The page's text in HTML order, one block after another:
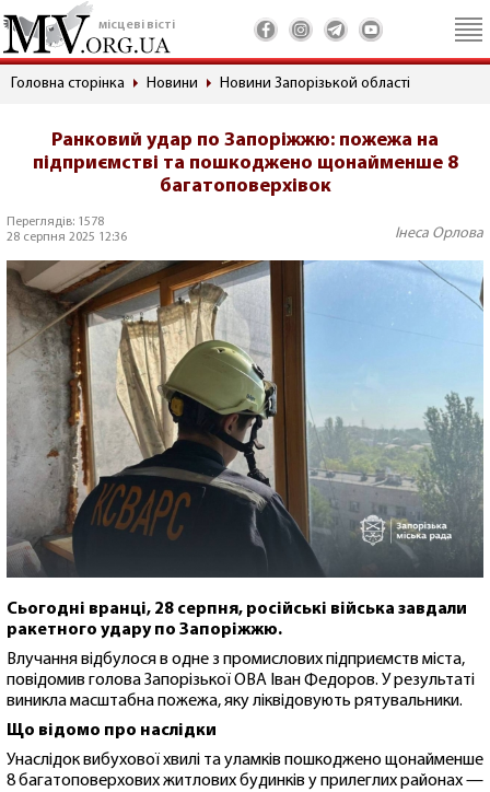
місцеві вісті
Головна сторінка Новини Новини Запорізькой області
Ранковий удар по Запоріжжю: пожежа на
підприємстві та пошкоджено щонайменше 8
багатоповерхівок
Переглядів: 1578
28 серпня 2025 12:36
Інеса Орлова
Сьогодні вранці, 28 серпня, російські війська завдали
ракетного удару по Запоріжжю.
Влучання відбулося в одне з промислових підприємств міста,
повідомив голова Запорізької ОВА Іван Федоров. У результаті
виникла масштабна пожежа, яку ліквідовують рятувальники.
Що відомо про наслідки
Унаслідок вибухової хвилі та уламків пошкоджено щонайменше
8 багатоповерхових житлових будинків у прилеглих районах —